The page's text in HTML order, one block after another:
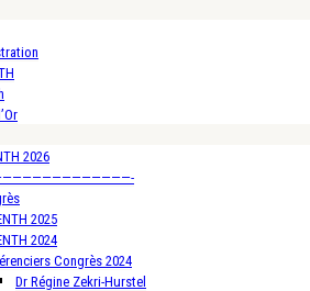
2026
2025
2024
Congrès 2024
Dr Régine Zekri-Hurstel